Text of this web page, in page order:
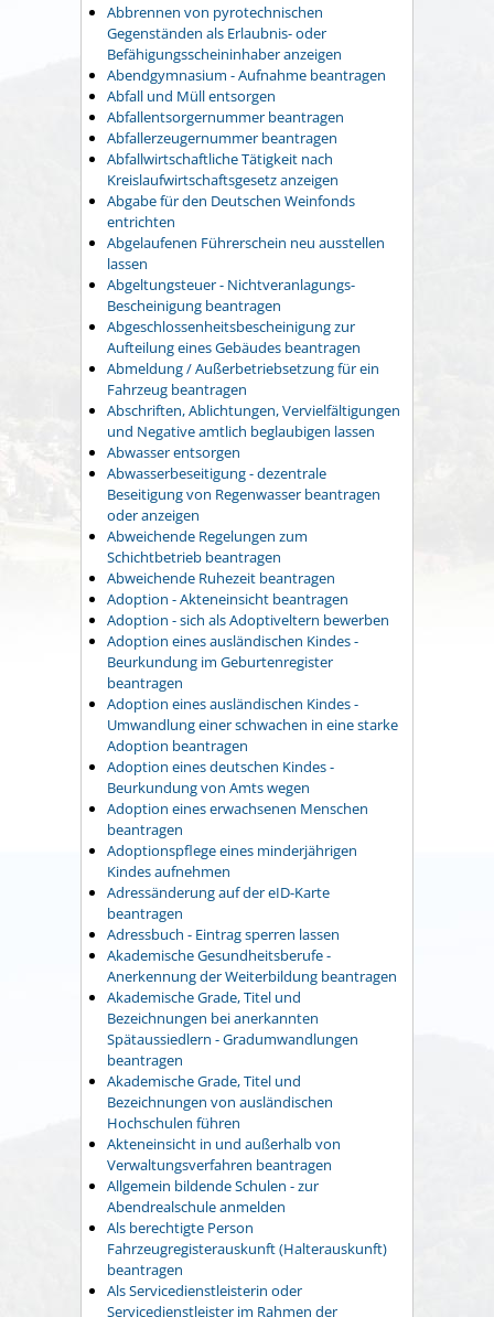
Abbrennen von pyrotechnischen
Gegenständen als Erlaubnis- oder
Befähigungsscheininhaber anzeigen
Abendgymnasium - Aufnahme beantragen
Abfall und Müll entsorgen
Abfallentsorgernummer beantragen
Abfallerzeugernummer beantragen
Abfallwirtschaftliche Tätigkeit nach
Kreislaufwirtschaftsgesetz anzeigen
Abgabe für den Deutschen Weinfonds
entrichten
Abgelaufenen Führerschein neu ausstellen
lassen
Abgeltungsteuer - Nichtveranlagungs-
Bescheinigung beantragen
Abgeschlossenheitsbescheinigung zur
Aufteilung eines Gebäudes beantragen
Abmeldung / Außerbetriebsetzung für ein
Fahrzeug beantragen
Abschriften, Ablichtungen, Vervielfältigungen
und Negative amtlich beglaubigen lassen
Abwasser entsorgen
Abwasserbeseitigung - dezentrale
Beseitigung von Regenwasser beantragen
oder anzeigen
Abweichende Regelungen zum
Schichtbetrieb beantragen
Abweichende Ruhezeit beantragen
Adoption - Akteneinsicht beantragen
Adoption - sich als Adoptiveltern bewerben
Adoption eines ausländischen Kindes -
Beurkundung im Geburtenregister
beantragen
Adoption eines ausländischen Kindes -
Umwandlung einer schwachen in eine starke
Adoption beantragen
Adoption eines deutschen Kindes -
Beurkundung von Amts wegen
Adoption eines erwachsenen Menschen
beantragen
Adoptionspflege eines minderjährigen
Kindes aufnehmen
Adressänderung auf der eID-Karte
beantragen
Adressbuch - Eintrag sperren lassen
Akademische Gesundheitsberufe -
Anerkennung der Weiterbildung beantragen
Akademische Grade, Titel und
Bezeichnungen bei anerkannten
Spätaussiedlern - Gradumwandlungen
beantragen
Akademische Grade, Titel und
Bezeichnungen von ausländischen
Hochschulen führen
Akteneinsicht in und außerhalb von
Verwaltungsverfahren beantragen
Allgemein bildende Schulen - zur
Abendrealschule anmelden
Als berechtigte Person
Fahrzeugregisterauskunft (Halterauskunft)
beantragen
Als Servicedienstleisterin oder
Servicedienstleister im Rahmen der